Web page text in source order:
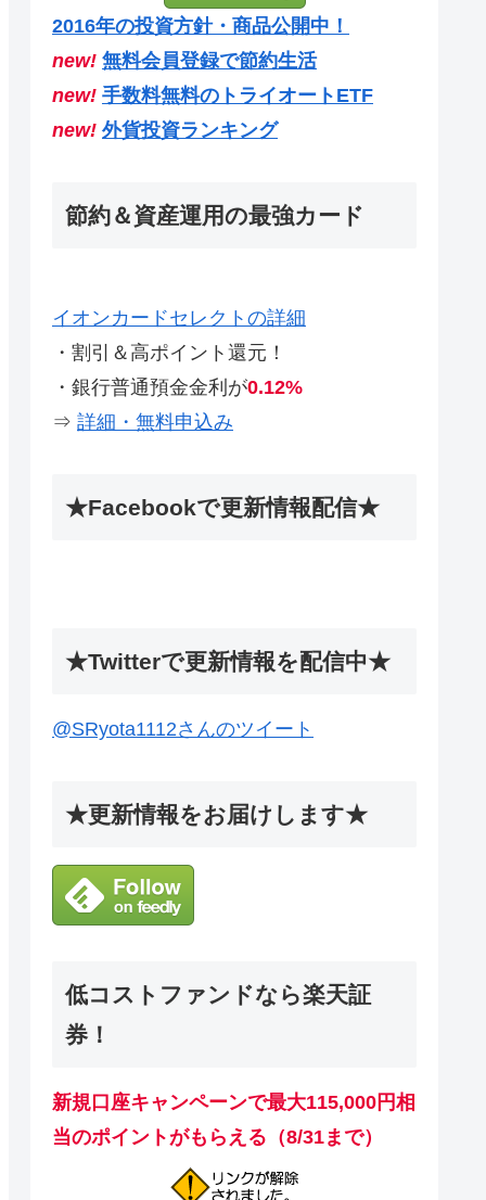
2016年の投資方針・商品公開中！
new! 無料会員登録で節約生活
new! 手数料無料のトライオートETF
new! 外貨投資ランキング
節約＆資産運用の最強カード
イオンカードセレクトの詳細
・割引＆高ポイント還元！
・銀行普通預金金利が0.12%
⇒ 詳細・無料申込み
★Facebookで更新情報配信★
★Twitterで更新情報を配信中★
@SRyota1112さんのツイート
★更新情報をお届けします★
低コストファンドなら楽天証
券！
新規口座キャンペーンで最大115,000円相
当のポイントがもらえる（8/31まで）